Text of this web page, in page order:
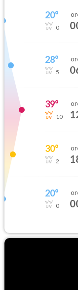
20°
0
28°
5
39°
10
30°
2
20°
0